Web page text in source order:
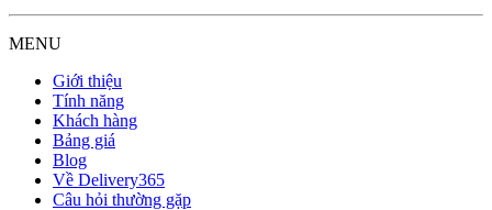
MENU
Giới thiệu
Tính năng
Khách hàng
Bảng giá
Blog
Về Delivery365
Câu hỏi thường gặp